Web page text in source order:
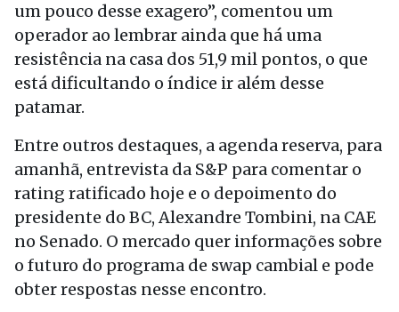
um pouco desse exagero”, comentou um
operador ao lembrar ainda que há uma
resistência na casa dos 51,9 mil pontos, o que
está dificultando o índice ir além desse
patamar.
Entre outros destaques, a agenda reserva, para
amanhã, entrevista da S&P para comentar o
rating ratificado hoje e o depoimento do
presidente do BC, Alexandre Tombini, na CAE
no Senado. O mercado quer informações sobre
o futuro do programa de swap cambial e pode
obter respostas nesse encontro.